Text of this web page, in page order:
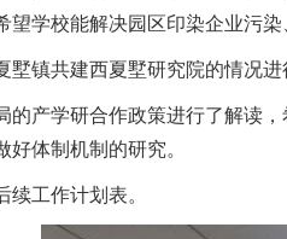
望学校能解决园区印染企业污染
墅镇共建西夏墅研究院的情况
的产学研合作政策进行了解读
体制机制的研究。
续工作计划表。